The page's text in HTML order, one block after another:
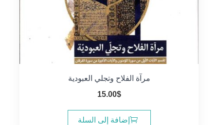
مرآة الفلاح وتجلي العبودية
15.00$
إضافة إلى السلة